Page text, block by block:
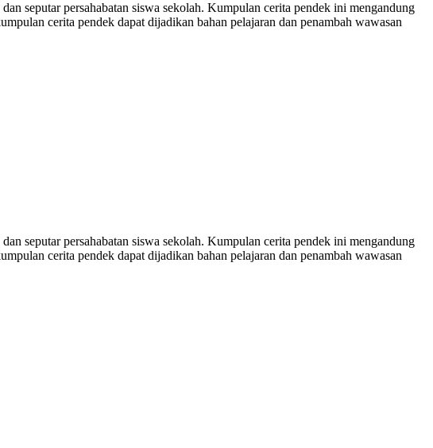
seputar persahabatan siswa sekolah. Kumpulan cerita pendek ini mengandung
cerita pendek dapat dijadikan bahan pelajaran dan penambah wawasan
seputar persahabatan siswa sekolah. Kumpulan cerita pendek ini mengandung
cerita pendek dapat dijadikan bahan pelajaran dan penambah wawasan